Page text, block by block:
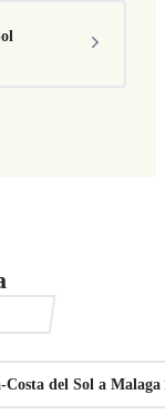
del Sol a Malaga